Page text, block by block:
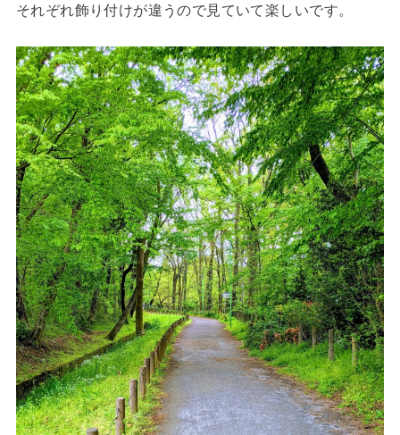
それぞれ飾り付けが違うので見ていて楽しいです。